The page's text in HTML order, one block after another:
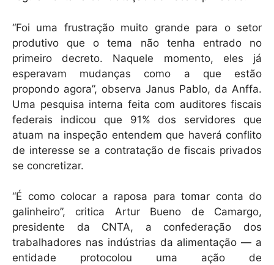
“Foi uma frustração muito grande para o setor
produtivo que o tema não tenha entrado no
primeiro decreto. Naquele momento, eles já
esperavam mudanças como a que estão
propondo agora”, observa Janus Pablo, da Anffa.
Uma pesquisa interna feita com auditores fiscais
federais indicou que 91% dos servidores que
atuam na inspeção entendem que haverá conflito
de interesse se a contratação de fiscais privados
se concretizar.
“É como colocar a raposa para tomar conta do
galinheiro”, critica Artur Bueno de Camargo,
presidente da CNTA, a confederação dos
trabalhadores nas indústrias da alimentação — a
entidade protocolou uma ação de